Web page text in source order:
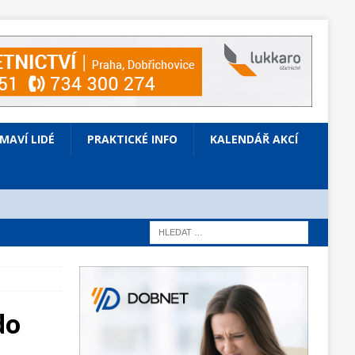
LIDÉ PRAKTICKÉ INFO KALENDÁŘ AKCÍ